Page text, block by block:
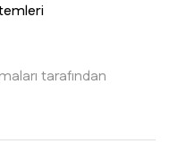
tarafından